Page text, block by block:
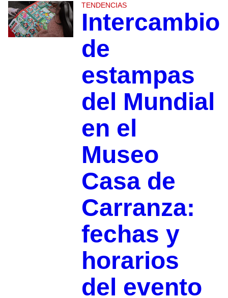
TENDENCIAS
Intercambio
de
estampas
del Mundial
en el
Museo
Casa de
Carranza:
fechas y
horarios
del evento